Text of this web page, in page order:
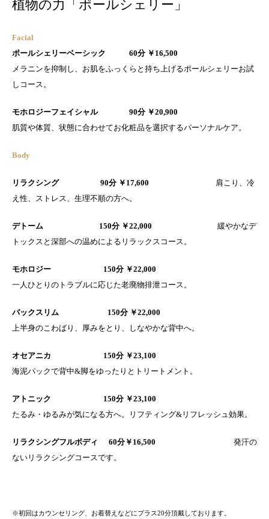
植物の力「ポールシェリー」
Facial
ポールシェリーベーシック 60分 ￥16,500
メラニンを抑制し、お肌をふっくらと持ち上げるポールシェリーお試
しコース。
モホロジーフェイシャル 90分 ￥20,900
肌質や体質、状態に合わせてお化粧品を選択するパーソナルケア。
Body
リラクシング 90分 ￥17,600 肩こり、冷
え性、ストレス、生理不順の方へ。
デトーム 150分 ￥22,000 緩やかなデ
トックスと深部への温めによるリラックスコース。
モホロジー 150分 ￥22,000
一人ひとりのトラブルに応じた老廃物排泄コース。
バックスリム 150分 ￥22,000
上半身のこわばり、厚みをとり、しなやかな背中へ。
オセアニカ 150分 ￥23,100
海泥パックで背中&脚をゆったりとトリートメント。
アトニック 150分 ￥23,100
たるみ・ゆるみが気になる方へ。リフティング&リフレッシュ効果。
リラクシングフルボディ 60分￥16,500 発汗の
ないリラクシングコースです。
※初回はカウンセリング、お着替えなどにプラス20分頂戴しております。